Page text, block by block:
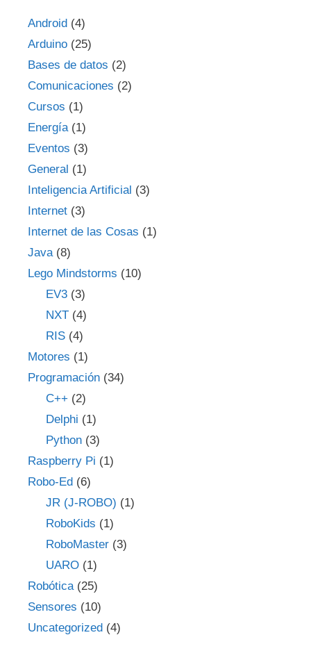
Android (4)
Arduino (25)
Bases de datos (2)
Comunicaciones (2)
Cursos (1)
Energía(1)
Eventos (3)
General (1)
Inteligencia Artificial (3)
Internet (3)
Internet de las Cosas (1)
Java(8)
Lego Mindstorms (10)
EV3(3)
NXT(4)
RIS(4)
Motores (1)
Programación (34)
C++ (2)
Delphi (1)
Python(3)
Raspberry Pi (1)
Robo-Ed (6)
JR (J-ROBO) (1)
RoboKids (1)
RoboMaster(3)
UARO(1)
Robótica(25)
Sensores (10)
Uncategorized (4)